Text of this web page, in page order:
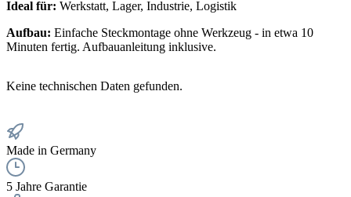
Ideal für: Werkstatt, Lager, Industrie, Logistik
Aufbau: Einfache Steckmontage ohne Werkzeug - in etwa 10
Minuten fertig. Aufbauanleitung inklusive.
Keine technischen Daten gefunden.
Made in Germany
5 Jahre Garantie